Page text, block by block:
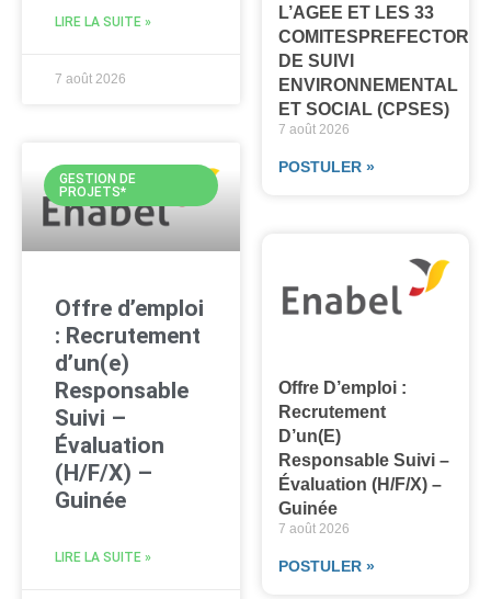
LIRE LA SUITE »
7 août 2026
GESTION DE
PROJETS*
Offre d’emploi
: Recrutement
d’un(e)
Responsable
Suivi –
Évaluation
(H/F/X) –
Guinée
LIRE LA SUITE »
L’AGEE ET LES 33
DE SUIVI
ENVIRONNEMENTAL
ET SOCIAL (CPSES)
7 août 2026
POSTULER »
Offre D’emploi :
Recrutement
D’un(e)
Responsable Suivi –
Évaluation (H/F/X) –
Guinée
7 août 2026
POSTULER »